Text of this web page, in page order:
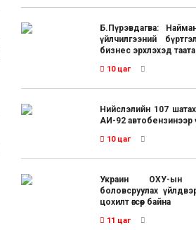
Б.Пүрэвдагва:
үйлчилгээний
бизнес эрхлэхэд
10 цаг
Нийслэлийн 107
АИ-92 автобензинээр
10 цаг
Украин ОХУ-ын
боловсруулах
цохилт өгсөөр байна
11 цаг